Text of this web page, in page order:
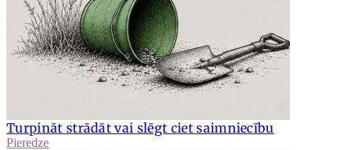
Turpināt strādāt vai slēgt ciet saimniecību
Pieredze